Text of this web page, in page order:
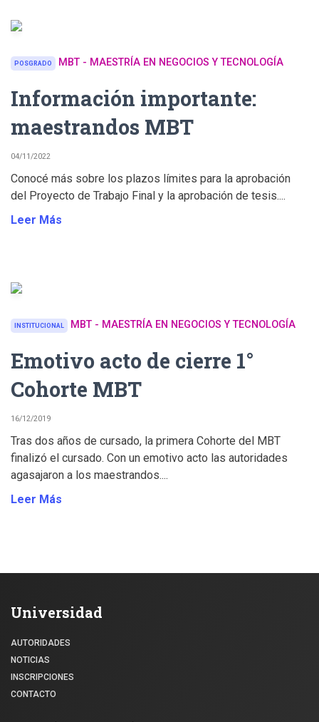
POSGRADO MBT - MAESTRÍA EN NEGOCIOS Y TECNOLOGÍA
Información importante:
maestrandos MBT
04/11/2022
Conocé más sobre los plazos límites para la aprobación
del Proyecto de Trabajo Final y la aprobación de tesis....
Leer Más
INSTITUCIONAL MBT - MAESTRÍA EN NEGOCIOS Y TECNOLOGÍA
Emotivo acto de cierre 1°
Cohorte MBT
16/12/2019
Tras dos años de cursado, la primera Cohorte del MBT
finalizó el cursado. Con un emotivo acto las autoridades
agasajaron a los maestrandos....
Leer Más
Universidad
AUTORIDADES
NOTICIAS
INSCRIPCIONES
CONTACTO